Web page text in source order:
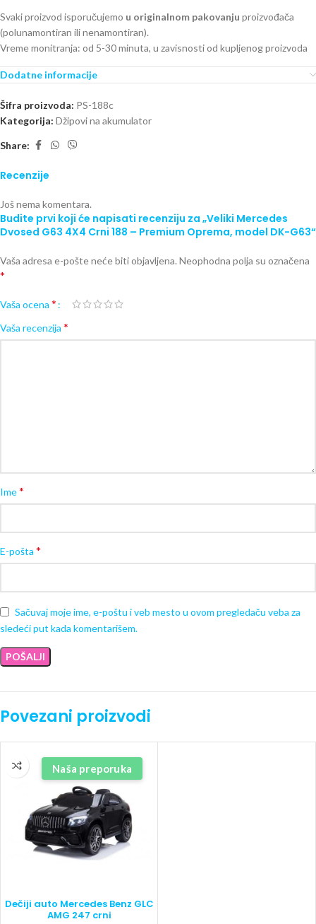
Svaki proizvod isporučujemo u originalnom pakovanju proizvođača
(polunamontiran ili nenamontiran).
Vreme monitranja: od 5-30 minuta, u zavisnosti od kupljenog proizvoda
Dodatne informacije
Šifra proizvoda: PS-188c
Kategorija: Džipovi na akumulator
Share:
Recenzije
Još nema komentara.
Budite prvi koji će napisati recenziju za „Veliki Mercedes
Dvosed G63 4X4 Crni 188 – Premium Oprema, model DK-G63“
Vaša adresa e-pošte neće biti objavljena. Neophodna polja su označena
*
Vaša ocena *
Vaša recenzija *
Ime*
E-pošta *
Sačuvaj moje ime, e-poštu i veb mesto u ovom pregledaču veba za
sledeći put kada komentarišem.
Povezani proizvodi
Naša preporuka
Dečiji auto Mercedes Benz GLC
AMG 247 crni